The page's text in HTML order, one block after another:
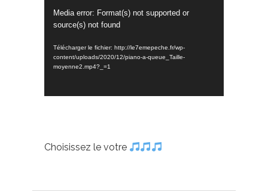
vidéo
Media error: Format(s) not supported or
source(s) not found
Télécharger le fichier: http://le7emepeche.fr/wp-
content/uploads/2020/12/piano-a-queue_Taille-
moyenne2.mp4?_=1
Choisissez le votre